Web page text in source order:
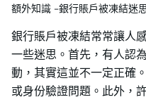
額外知識 -銀行賬戶被凍結迷
銀行賬戶被凍結常常讓人
一些迷思。首先，有人認
動，其實這並不一定正確
或身份驗證問題。此外，